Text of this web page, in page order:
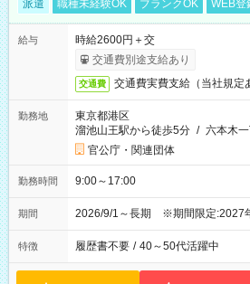
派遣 職種未経験OK ブランクOK WEB登
給与
時給2600円＋交
交通費別途支給あり
交通費 交通費実費支給（当社規定
勤務地
東京都港区
溜池山王駅から徒歩5分 / 六本木
官公庁・関連団体
勤務時間 9:00～17:00
期間 2026/9/1～長期 ※期間限定:2027
特徴 履歴書不要 / 40～50代活躍中